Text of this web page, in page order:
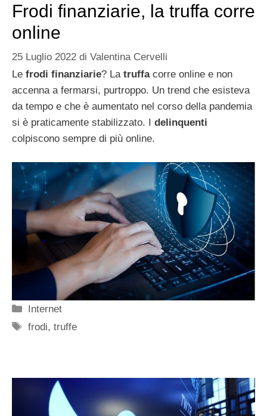
Frodi finanziarie, la truffa corre
online
25 Luglio 2022 di Valentina Cervelli
Le frodi finanziarie? La truffacorre online e non
accenna a fermarsi, purtroppo. Un trend che esisteva
da tempo e che è aumentato nel corso della pandemia
si è praticamente stabilizzato. I delinquenti
colpiscono sempre di più online.
Categorie
Internet
Tag
frodi,truffe